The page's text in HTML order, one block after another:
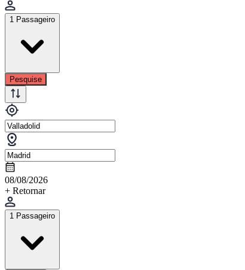
1 Passageiro
Pesquise
08/08/2026
+ Retornar
1 Passageiro